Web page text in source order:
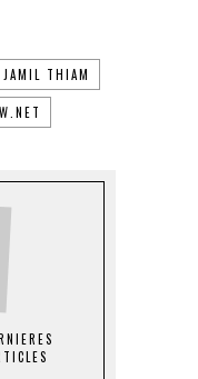
JAMIL THIAM